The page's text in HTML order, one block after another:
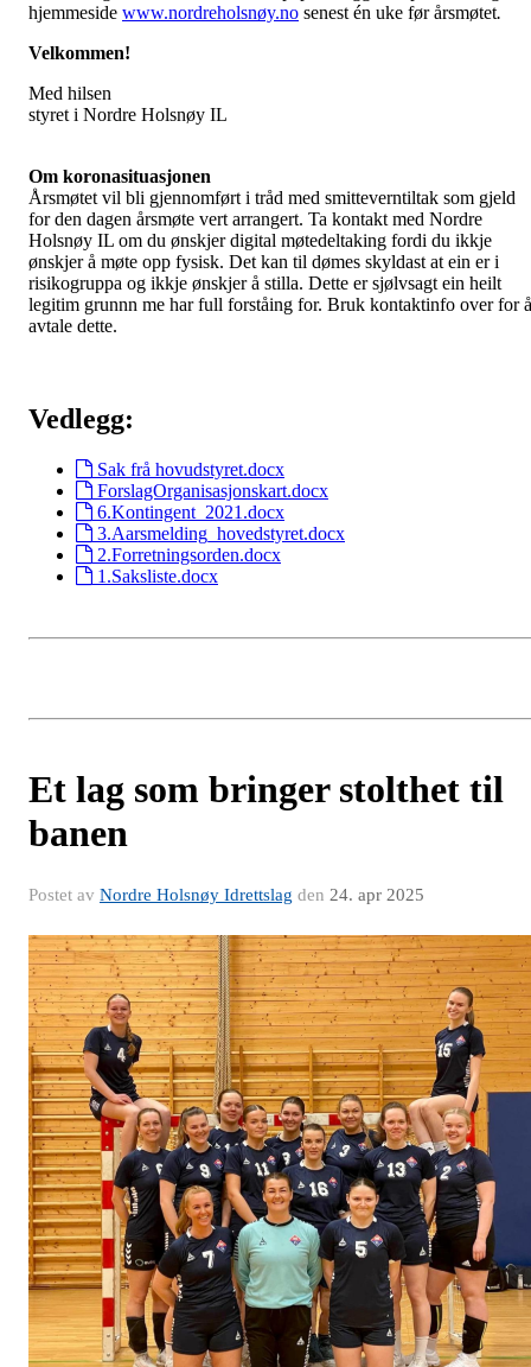
hjemmeside www.nordreholsnøy.no senest én uke før årsmøtet.
Velkommen!
Med hilsen
styret i Nordre Holsnøy IL
Om koronasituasjonen
Årsmøtet vil bli gjennomført i tråd med smitteverntiltak som gjeld
for den dagen årsmøte vert arrangert. Ta kontakt med Nordre
Holsnøy IL om du ønskjer digital møtedeltaking fordi du ikkje
ønskjer å møte opp fysisk. Det kan til dømes skyldast at ein er i
risikogruppa og ikkje ønskjer å stilla. Dette er sjølvsagt ein heilt
legitim grunnn me har full forståing for. Bruk kontaktinfo over for å
avtale dette.
Vedlegg:
Sak frå hovudstyret.docx
ForslagOrganisasjonskart.docx
6.Kontingent_2021.docx
3.Aarsmelding_hovedstyret.docx
2.Forretningsorden.docx
1.Saksliste.docx
Et lag som bringer stolthet til
banen
Postet av Nordre Holsnøy Idrettslag den 24. apr 2025